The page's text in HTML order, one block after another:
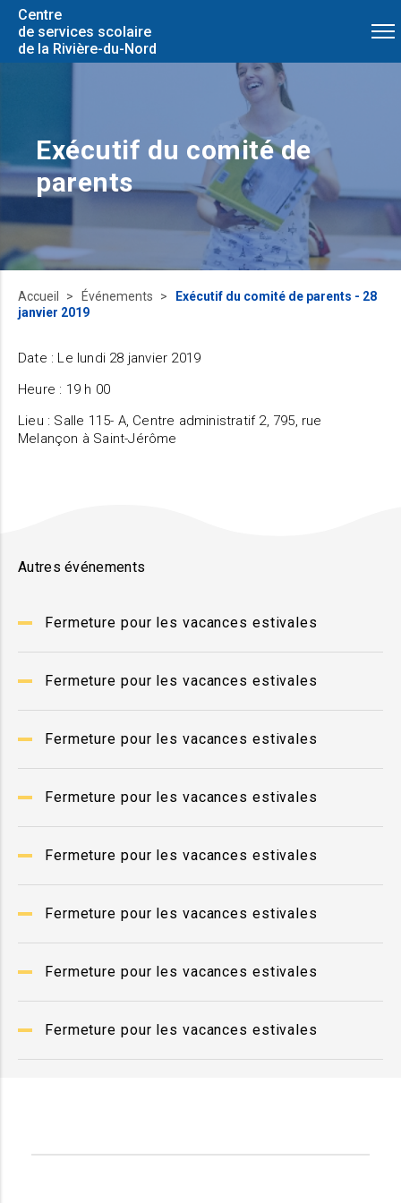
Centre
de services scolaire
de la Rivière-du-Nord
Exécutif du comité de
parents
Autres événements
Fermeture pour les vacances estivales
Fermeture pour les vacances estivales
Fermeture pour les vacances estivales
Fermeture pour les vacances estivales
Fermeture pour les vacances estivales
Fermeture pour les vacances estivales
Fermeture pour les vacances estivales
Fermeture pour les vacances estivales
Accueil Événements
Exécutif du comité de parents - 28
janvier 2019
Date : Le lundi 28 janvier 2019
Heure : 19 h 00
Lieu : Salle 115- A, Centre administratif 2, 795, rue
Melançon à Saint-Jérôme